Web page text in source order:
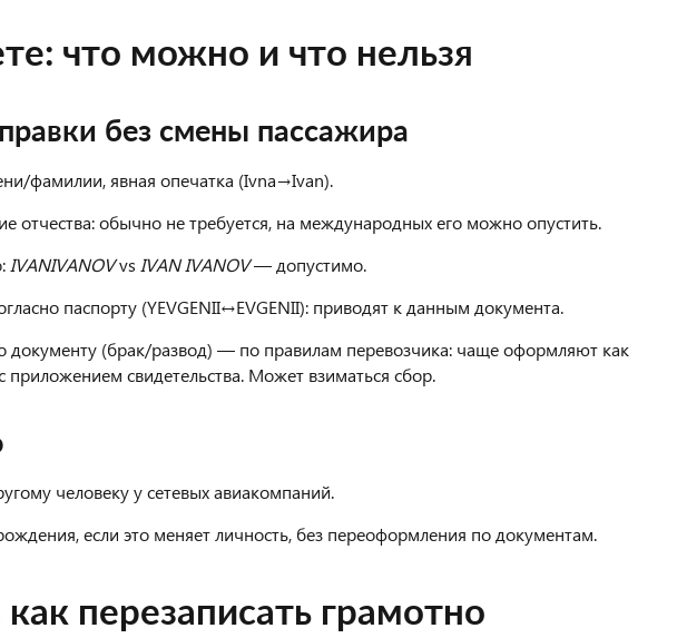
что можно и что нельзя
без смены пассажира
фамилии, явная опечатка (Ivna→Ivan).
отчества: обычно не требуется, на международных его можно опустить.
IVANIVANOVvs IVAN IVANOV— допустимо.
паспорту (YEVGENII↔EVGENII): приводят к данным документа.
(брак/развод) — по правилам перевозчика: чаще оформляют как
приложением свидетельства. Может взиматься сбор.
человеку у сетевых авиакомпаний.
если это меняет личность, без переоформления по документам.
перезаписать грамотно